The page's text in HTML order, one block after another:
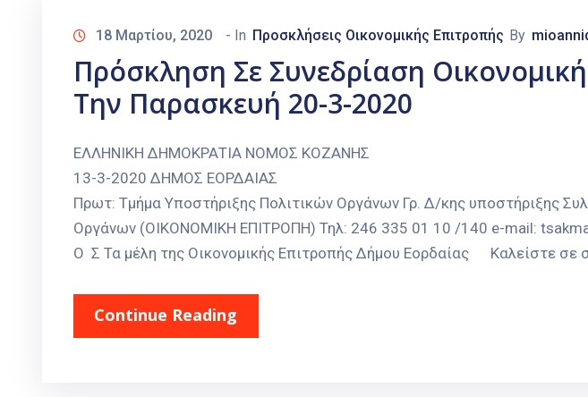
18 Μαρτίου, 2020 - In Προσκλήσεις Οικονομικής Επιτροπής By
Πρόσκληση Σε Συνεδρίαση
Την Παρασκευή 20-3-2020
ΕΛΛΗΝΙΚΗ ΔΗΜΟΚΡΑΤΙΑ ΝΟΜΟΣ
13-3-2020 ΔΗΜΟΣ ΕΟΡΔΑΙΑΣ Αριθμ.
Πρωτ: Τμήμα Υποστήριξης Πολιτικών Οργάνων Γρ. Δ/κης υποστήριξης
Οργάνων (ΟΙΚΟΝΟΜΙΚΗ ΕΠΙΤΡΟΠΗ) Τηλ: 246 335 01 10 /140 e-mail:
Ο Σ Τα μέλη της Οικονομικής Επιτροπής Δήμου Εορδαίας Καλείστε σε
Continue Reading